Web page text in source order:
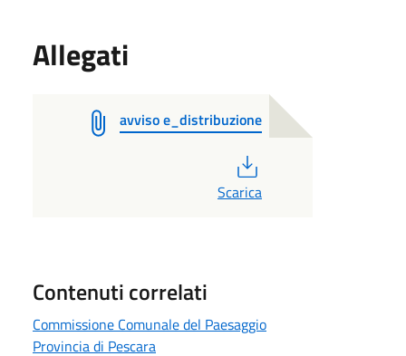
Allegati
avviso e_distribuzione
Scarica
Contenuti correlati
Commissione Comunale del Paesaggio
Provincia di Pescara